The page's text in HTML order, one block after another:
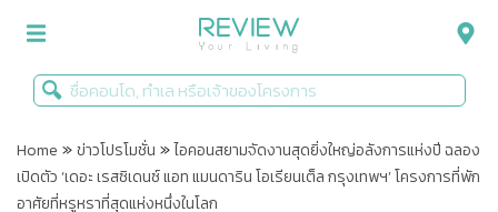
รีวิวคอนโด
รีวิวบ้าน
Home »ข่าวโปรโมชั่น »ไอคอนสยามจัดงานสุดยิ่งใหญ่อลังการแห่งปี ฉลอง
เปิดตัว ‘เดอะ เรสซิเดนซ์ แอท แมนดาริน โอเรียนเต็ล กรุงเทพฯ’ โครงการที่พัก
อาศัยที่หรูหราที่สุดแห่งหนึ่งในโลก